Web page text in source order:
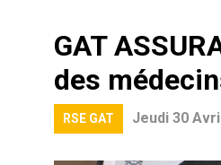
GAT
des
RSE GAT Jeudi 30